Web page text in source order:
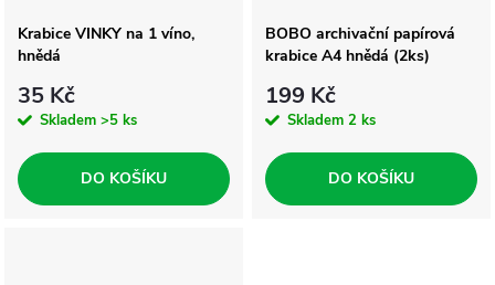
Krabice VINKY na 1 víno,
hnědá
35 Kč
Skladem >5 ks
DO KOŠÍKU
BOBO archivační papírová
krabice A4 hnědá (2ks)
199 Kč
Skladem 2 ks
DO KOŠÍKU